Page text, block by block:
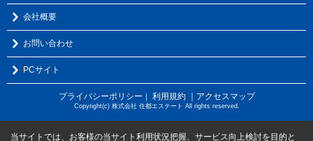
会社概要
お問い合わせ
PCサイト
プライバシーポリシー 利用規約 ｜アクセスマップ
Copyright(c) 株式会社 住都エステート All rights reserved.
当サイトでは、お客様の当サイト利用状況把握、サービス向上検討を目的と